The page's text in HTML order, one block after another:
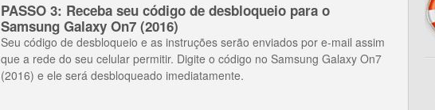
PASSO 3: Receba seu código de desbloqueio para o
Samsung Galaxy On7 (2016)
Seu código de desbloqueio e as instruções serão enviados por e-mail assim
que a rede do seu celular permitir. Digite o código no Samsung Galaxy On7
(2016) e ele será desbloqueado imediatamente.